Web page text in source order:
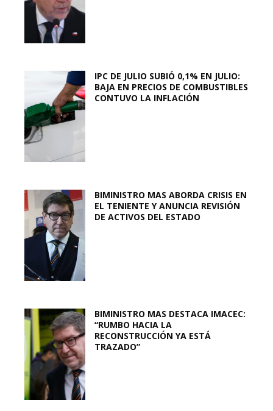
IPC DE JULIO SUBIÓ 0,1% EN JULIO:
BAJA EN PRECIOS DE COMBUSTIBLES
CONTUVO LA INFLACIÓN
BIMINISTRO MAS ABORDA CRISIS EN
EL TENIENTE Y ANUNCIA REVISIÓN
DE ACTIVOS DEL ESTADO
BIMINISTRO MAS DESTACA IMACEC:
“RUMBO HACIA LA
RECONSTRUCCIÓN YA ESTÁ
TRAZADO”